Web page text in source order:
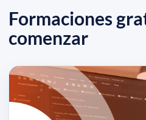
Formaciones
comenzar